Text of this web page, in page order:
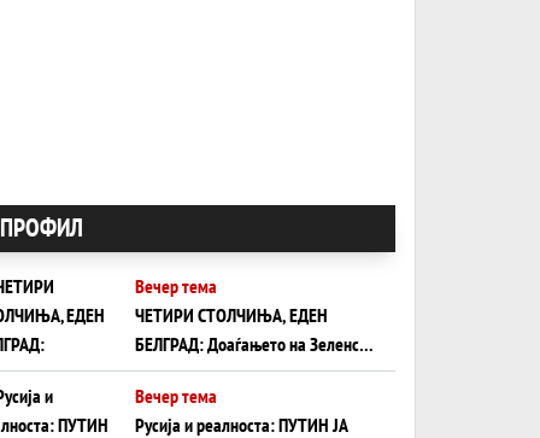
ПРОФИЛ
Вечер тема
ЧЕТИРИ СТОЛЧИЊА, ЕДЕН
БЕЛГРАД: Доаѓањето на Зеленски
ги открива тајните на политиката
на балансирање на Вучиќ
Вечер тема
Русија и реалноста: ПУТИН ЈА